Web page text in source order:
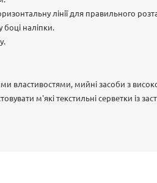
лінії для правильного
боці наліпки.
властивостями, мийні засоби з
м'які текстильні серветки із